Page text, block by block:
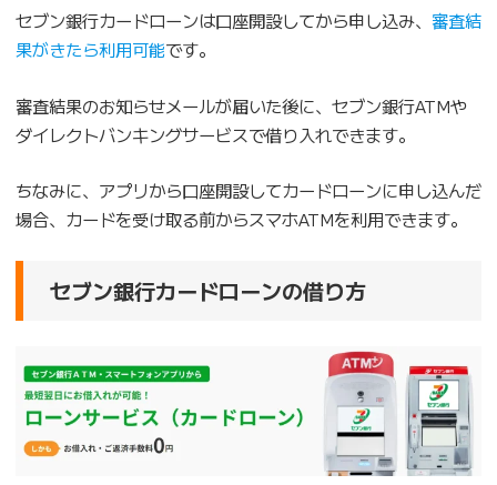
セブン銀行カードローンは口座開設してから申し込み、 審査結
果がきたら利用可能です。
審査結果のお知らせメールが届いた後に、セブン銀行ATMや
ダイレクトバンキングサービスで借り入れできます。
ちなみに、アプリから口座開設してカードローンに申し込んだ
場合、カードを受け取る前からスマホATMを利用できます。
セブン銀行カードローンの借り方